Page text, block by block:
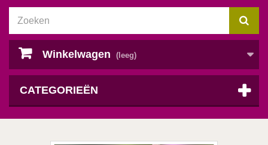
Winkelwagen (leeg)
CATEGORIEËN